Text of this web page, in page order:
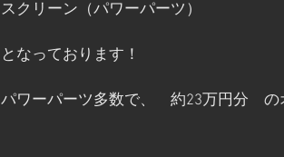
スクリーン（パワーパーツ）
となっております！
パワーパーツ多数で、　約23万円分　